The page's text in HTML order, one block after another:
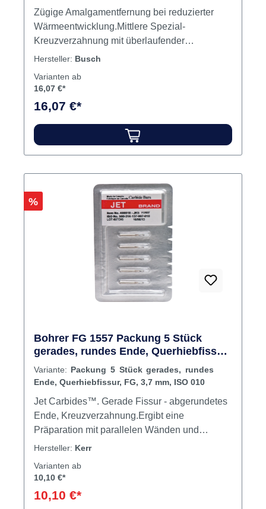
Zügige Amalgamentfernung bei reduzierter
Wärmeentwicklung.Mittlere Spezial-
Kreuzverzahnung mit überlaufender
SchneideDrehzahl 180.000 - 200.000
Hersteller: Busch
Varianten ab
16,07 €*
16,07 €*
Rabatt
%
Bohrer FG 1557 Packung 5 Stück
gerades, rundes Ende, Querhiebfissur,
FG, 3,7 mm, ISO 010
Variante: Packung 5 Stück gerades, rundes
Ende, Querhiebfissur, FG, 3,7 mm, ISO 010
Jet Carbides™. Gerade Fissur - abgerundetes
Ende, Kreuzverzahnung.Ergibt eine
Präparation mit parallelen Wänden und
planem Kavitätenboden. Hilfreich zur
Hersteller: Kerr
Varianten ab
10,10 €*
10,10 €*